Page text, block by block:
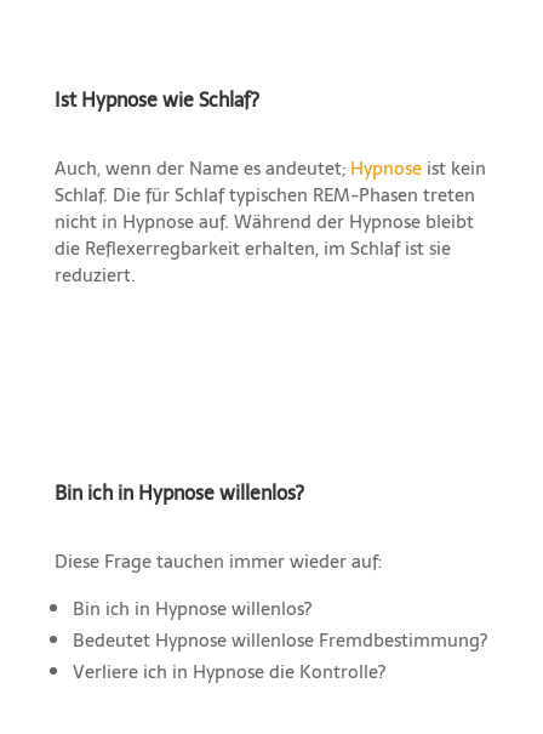
Ist Hypnose wie Schlaf?
Auch, wenn der Name es andeutet; Hypnoseist kein
Schlaf. Die für Schlaf typischen REM-Phasen treten
nicht in Hypnose auf. Während der Hypnose bleibt
die Reflexerregbarkeit erhalten, im Schlaf ist sie
reduziert.
Bin ich in Hypnose willenlos?
Diese Frage tauchen immer wieder auf:
Bin ich in Hypnose willenlos?
Bedeutet Hypnose willenlose Fremdbestimmung?
Verliere ich in Hypnose die Kontrolle?